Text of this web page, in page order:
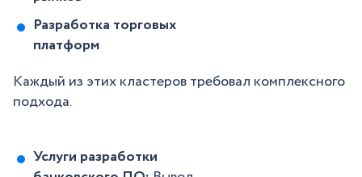
Разработка торговых
платформ
Каждый из этих кластеров требовал комплексного
подхода.
Услуги разработки